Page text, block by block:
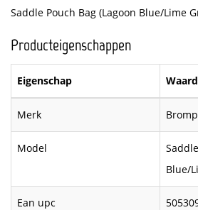
Saddle Pouch Bag (Lagoon Blue/Lime
Producteigenschappen
Eigenschap
Merk
Model
Blue/
Ean upc